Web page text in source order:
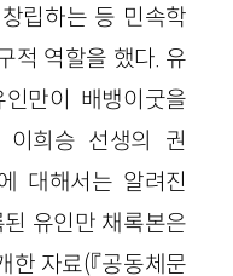
립하는 등 민속학
적 역할을 했다. 유
만이 배뱅이굿을
희승 선생의 권
대해서는 알려진
유인만 채록본은
자료(『공동체문